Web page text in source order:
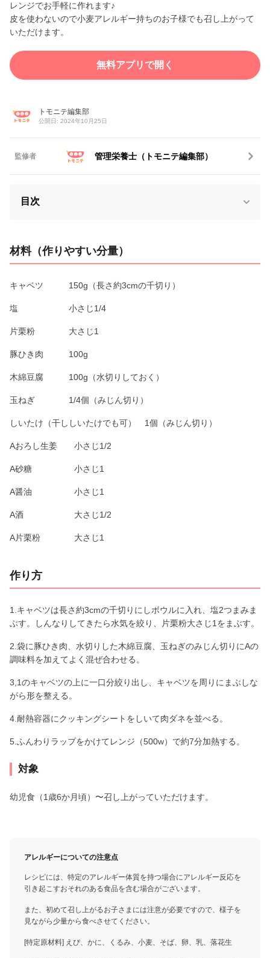
o
レンジでお手軽に作れます♪
皮を使わないので小麦アレルギー持ちのお子様でも召し上がって
いただけます。
無料アプリで開く
トモニテ編集部
公開日: 2024年10月25日
監修者 管理栄養士（トモニテ編集部）
目次
材料（作りやすい分量）
キャベツ 150g（長さ約3cmの千切り）
塩 小さじ1/4
片栗粉 大さじ1
豚ひき肉 100g
木綿豆腐 100g（水切りしておく）
玉ねぎ 1/4個（みじん切り）
しいたけ（干ししいたけでも可） 1個（みじん切り）
Aおろし生姜 小さじ1/2
A砂糖 小さじ1
A醤油 小さじ1
A酒 大さじ1/2
A片栗粉 大さじ1
作り方
1.キャベツは長さ約3cmの千切りにしボウルに入れ、塩2つまみま
ぶす。しんなりしてきたら水気を絞り、片栗粉大さじ1をまぶす。
2.袋に豚ひき肉、水切りした木綿豆腐、玉ねぎのみじん切りにAの
調味料を加えてよく混ぜ合わせる。
3,1のキャベツの上に一口分絞り出し、キャベツを周りにまぶしな
がら形を整える。
4.耐熱容器にクッキングシートをしいて肉ダネを並べる。
5.ふんわりラップをかけてレンジ（500w）で約7分加熱する。
対象
幼児食（1歳6か月頃）〜召し上がっていただけます。
アレルギーについての注意点
レシピには、特定のアレルギー体質を持つ場合にアレルギー反応を
引き起こすおそれのある食品を含む場合がございます。
また、初めて召し上がるお子さまには注意が必要ですので、様子を
見ながら少量から食べさせてください。
[特定原材料] えび、かに、くるみ、小麦、そば、卵、乳、落花生